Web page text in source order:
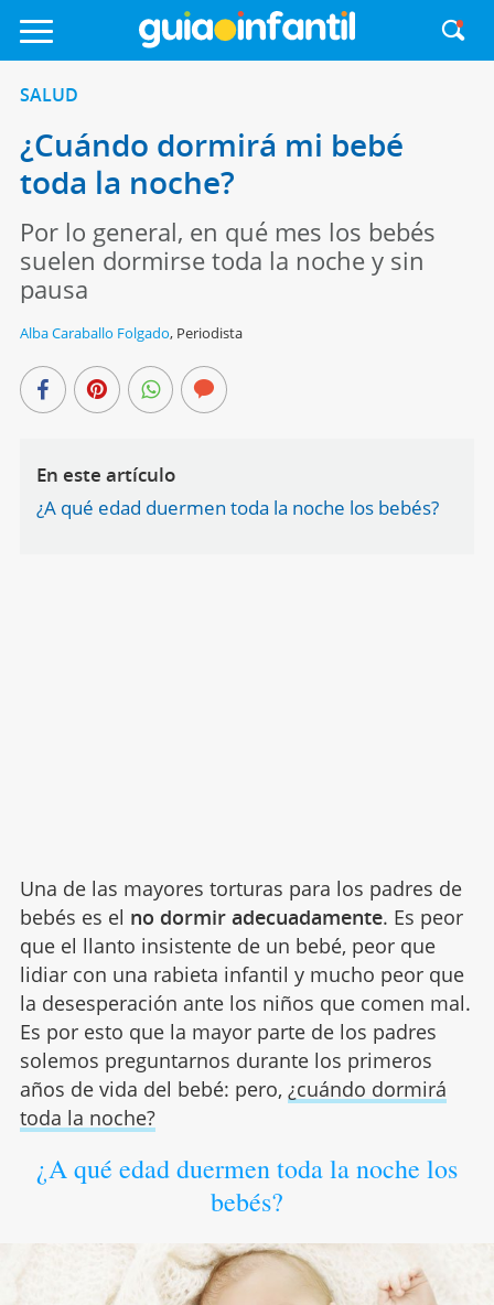
SALUD
¿Cuándo dormirá mi bebé
toda la noche?
Por lo general, en qué mes los bebés
suelen dormirse toda la noche y sin
pausa
Alba Caraballo Folgado, Periodista
En este artículo
¿A qué edad duermen toda la noche los bebés?
Una de las mayores torturas para los padres de
bebés es el no dormir adecuadamente. Es peor
que el llanto insistente de un bebé, peor que
lidiar con una rabieta infantil y mucho peor que
la desesperación ante los niños que comen mal.
Es por esto que la mayor parte de los padres
solemos preguntarnos durante los primeros
años de vida del bebé: pero, ¿cuándo dormirá
toda la noche?
¿A qué edad duermen toda la noche los
bebés?